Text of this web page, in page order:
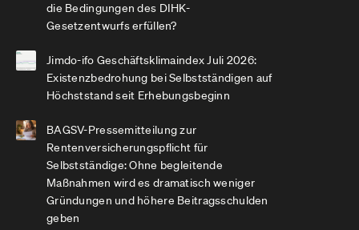
die Bedingungen des DIHK-
Gesetzentwurfs erfüllen?
Jimdo-ifo Geschäftsklimaindex Juli 2026:
Existenzbedrohung bei Selbstständigen auf
Höchststand seit Erhebungsbeginn
BAGSV-Pressemitteilung zur
Rentenversicherungspflicht für
Selbstständige: Ohne begleitende
Maßnahmen wird es dramatisch weniger
Gründungen und höhere Beitragsschulden
geben